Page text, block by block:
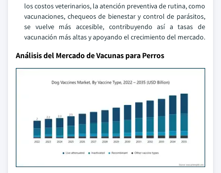
los costos veterinarios, la atención preventiva de rutina, como
vacunaciones, chequeos de bienestar y control de parásitos,
se vuelve más accesible, contribuyendo así a tasas de
vacunación más altas y apoyando el crecimiento del mercado.
Análisis del Mercado de Vacunas para Perros